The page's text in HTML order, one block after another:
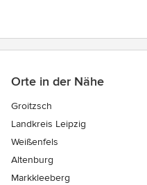
Orte in der Nähe
Groitzsch
Landkreis Leipzig
Weißenfels
Altenburg
Markkleeberg